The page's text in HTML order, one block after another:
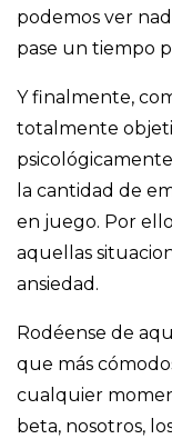
podemos ver
pase un tiempo
Y finalmente,
totalmente
la cantidad de
en juego. Por
aquellas
ansiedad.
Rodéense de
que más
cualquier
beta, nosotros,